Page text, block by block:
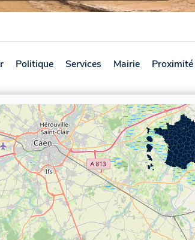
Politique Services Mairie Proximité